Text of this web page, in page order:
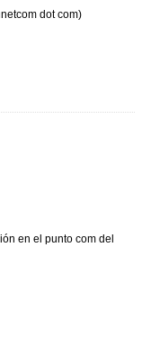
dot com)
en el punto com del